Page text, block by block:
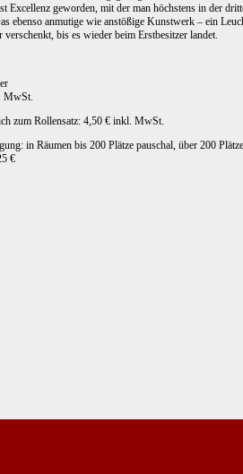
Excellenz geworden, mit der man höchstens in der
ebenso anmutige wie anstößige Kunstwerk – ein
bis es wieder beim Erstbesitzer landet.
MwSt.
zum Rollensatz: 4,50 € inkl. MwSt.
in Räumen bis 200 Plätze pauschal, über 200
€